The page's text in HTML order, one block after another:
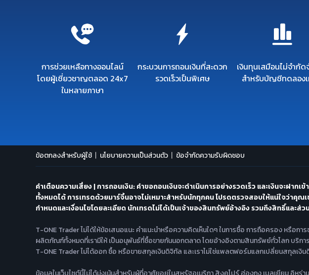
การช่วยเหลือทางออนไลน์
โดยผู้เชี่ยวชาญตลอด 24x7
ในหลายภาษา
กระบวนการถอนเงินที่สะดวก
รวดเร็วเป็นพิเศษ
เงินทุนเสมือนไม่จำกัด
สำหรับบัญชีทดลอง
ข้อตกลงสำหรับผู้ใช้ นโยบายความเป็นส่วนตัว ข้อจำกัดความรับผิดชอบ
คำเตือนความเสี่ยง | การถอนเงิน: คำขอถอนเงินจะดำเนินการอย่างรวดเร็ว และเงินจะ
ทั้งหมดได้ การเทรดด้วยมาร์จิ้นอาจไม่เหมาะสำหรับนักทุกคน โปรดตรวจสอบให้แน่ใจว่าคุณ
กำหนดและเงื่อนไขโดยละเอียด นักเทรดไม่ได้เป็นเจ้าของสินทรัพย์อ้างอิง รวมถึงสิทธิ์และส่
T-ONE Trader ไม่ได้ให้ข้อเสนอแนะ คำแนะนำหรือความคิดเห็นใดๆ ในการซื้อ การถือครอง หรือก
ผลิตภัณฑ์ทั้งหมดที่เรามีให้ เป็นอนุพันธ์ที่ซื้อขายกันนอกตลาด โดยอ้างอิงตามสินทรัพย์ทั่วโลก บริกา
T-ONE Trader ไม่ได้ออก ซื้อ หรือขายสกุลเงินดิจิทัล และเราไม่ใช่แพลตฟอร์มแลกเปลี่ยนสกุลเงิน